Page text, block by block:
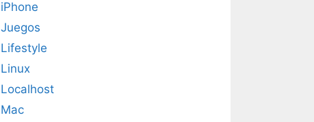
iPhone
Juegos
Lifestyle
Linux
Localhost
Mac